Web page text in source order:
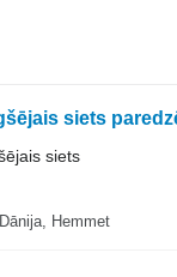
siets
siets
Dānija, Hemmet